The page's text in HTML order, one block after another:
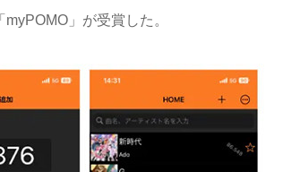
」が受賞した。